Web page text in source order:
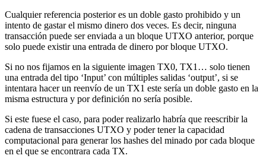
Cualquier referencia posterior es un doble gasto prohibido y un
intento de gastar el mismo dinero dos veces. Es decir, ninguna
transacción puede ser enviada a un bloque UTXO anterior, porque
solo puede existir una entrada de dinero por bloque UTXO.
Si no nos fijamos en la siguiente imagen TX0, TX1… solo tienen
una entrada del tipo ‘Input’ con múltiples salidas ‘output’, si se
intentara hacer un reenvío de un TX1 este sería un doble gasto en la
misma estructura y por definición no sería posible.
Si este fuese el caso, para poder realizarlo habría que reescribir la
cadena de transacciones UTXO y poder tener la capacidad
computacional para generar los hashes del minado por cada bloque
en el que se encontrara cada TX.